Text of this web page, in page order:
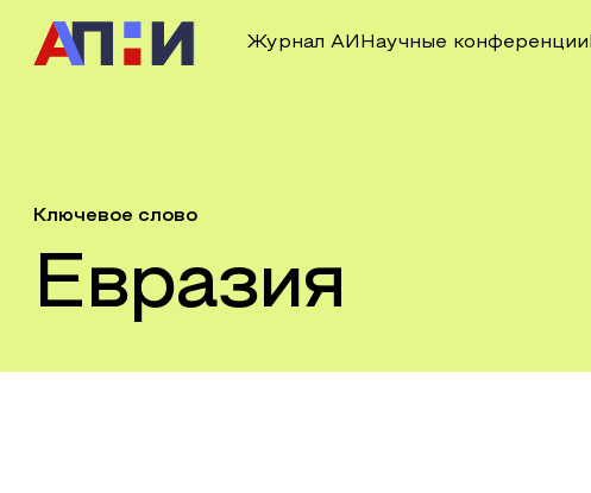
Журнал АИ Научные конференции
Ключевое слово
Евразия